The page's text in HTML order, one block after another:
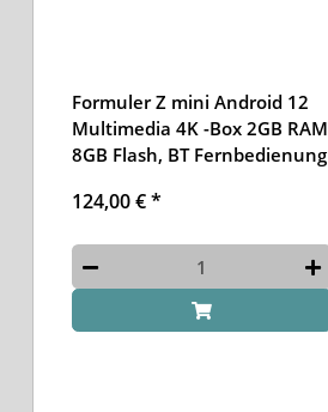
Formuler Z mini Android 12
Multimedia 4K -Box 2GB RAM
8GB Flash, BT Fernbedienung
124,00 €*